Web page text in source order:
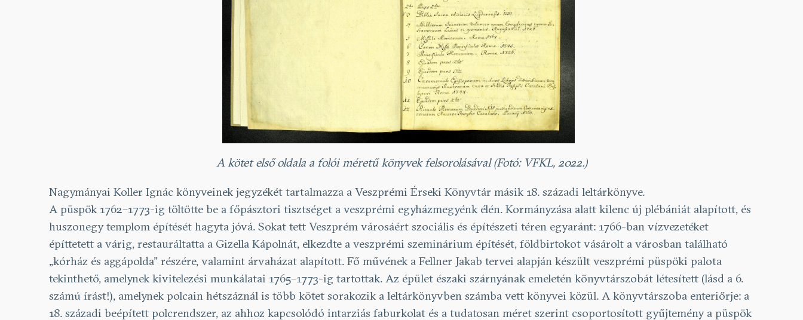
A kötet első oldala a folói méretű könyvek felsorolásával (Fotó: VFKL, 2022.)
Nagymányai Koller Ignác könyveinek jegyzékét tartalmazza a Veszprémi Érseki Könyvtár másik 18. századi leltárkönyve.
A püspök 1762–1773-ig töltötte be a főpásztori tisztséget a veszprémi egyházmegyénk élén. Kormányzása alatt kilenc új plébániát alapított, és
huszonegy templom építését hagyta jóvá. Sokat tett Veszprém városáért szociális és építészeti téren egyaránt: 1766-ban vízvezetéket
építtetett a várig, restauráltatta a Gizella Kápolnát, elkezdte a veszprémi szeminárium építését, földbirtokot vásárolt a városban található
„kórház és aggápolda” részére, valamint árvaházat alapított. Fő művének a Fellner Jakab tervei alapján készült veszprémi püspöki palota
tekinthető, amelynek kivitelezési munkálatai 1765–1773-ig tartottak. Az épület északi szárnyának emeletén könyvtárszobát létesített (lásd a 6.
számú írást!), amelynek polcain hétszáznál is több kötet sorakozik a leltárkönyvben számba vett könyvei közül. A könyvtárszoba enteriőrje: a
18. századi beépített polcrendszer, az ahhoz kapcsolódó intarziás faburkolat és a tudatosan méret szerint csoportosított gyűjtemény a püspök